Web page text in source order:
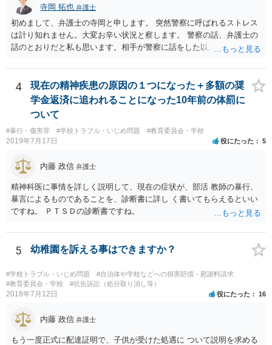
寺岡 拓也 弁護士
初めまして、弁護士の寺岡と申します。 突然警察に呼ばれるストレス
は計り知れません。大変お辛い状況と察します。 警察の話、弁護士の
話のとおりだと私も思います。相手が警察に話をした以上、警察も事
う（相手が警察にどう話してるかもわかりませんし）。 質問者様の発
言は脅迫罪に当たるような文言ではないかと思います。 私も含め、弁
護士は確定的なことが言えません。「絶対にない」とは言えないわけ
です。ですから質問者様も不安になってしまうのでしょう。ですが、
現実的に考えると本件は逮捕等になるような事案ではないかと思いま
すよ。 今までどおりの生活に戻っておいしいものを食べ、ゆっくりお
休みください。
4
現在の精神疾患の原因の１つになった＋多額の奨
学金返済に追われることになった10年前の体罰に
ついて
#暴行・傷害罪 #学校トラブル・いじめ問題 #教育委員会・学校
2019年7月17日 役にたった 5
内藤 政信 弁護士
精神科医に事情を詳しく説明して、現在の症状が、部活 教師の暴行、
暴言によるものであることを、診断書に詳し く書いてもらえるといい
ですね。 ＰＴＳＤの診断書ですね。
5 幼稚園を訴える事はできますか？
#学校トラブル・いじめ問題
#自治体や学校などへの損害賠償・慰謝料請求
#教育委員会・学校
#抗告訴訟（処分取り消し等）
2018年7月12日 役にたった 16
内藤 政信 弁護士
もう一度正式に配達証明で、子供が受けた処遇に ついて説明を求める